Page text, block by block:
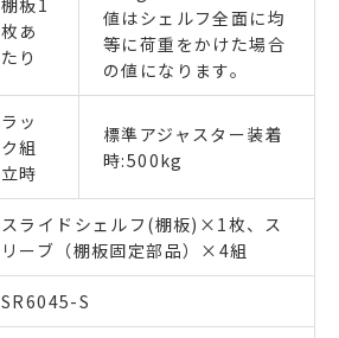
枚あ
たり
値はシェルフ全面に均
等に荷重をかけた場合
の値になります。
ラッ
ク組
立時
標準アジャスター装着
時:500kg
スライドシェルフ(棚板)×1枚、ス
リーブ（棚板固定部品）×4組
SR6045-S